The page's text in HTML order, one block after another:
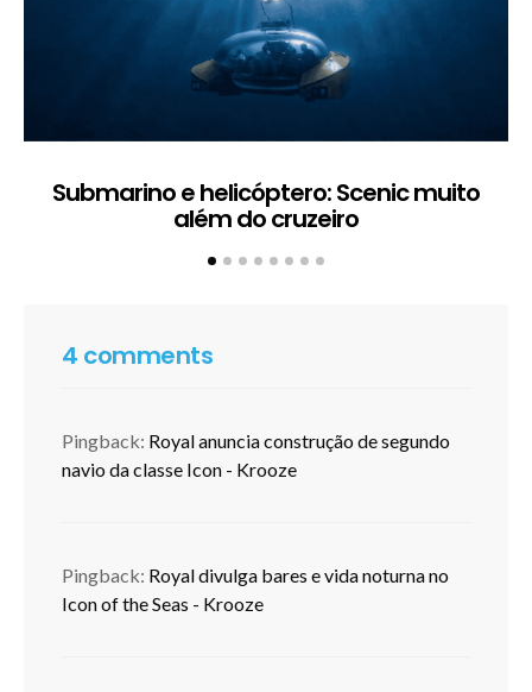
Submarino e helicóptero: Scenic muito
além do cruzeiro
4 comments
Pingback: Royal anuncia construção de segundo
navio da classe Icon - Krooze
Pingback: Royal divulga bares e vida noturna no
Icon of the Seas - Krooze